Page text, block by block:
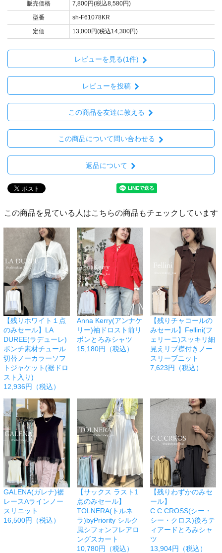
販売価格
7,800円(税込8,580円)
型番
sh-F61078KR
定価
13,000円(税込14,300円)
レビューを見る(1件)
レビューを投稿
この商品を友達に教える
この商品について問い合わせる
返品について
この商品を見ている人はこちらの商品もチェックしています
【残りホワイト１点
のみセール】LA
DUREE(ラデューレ)
ポンチ素材チュール
切替ノーカラーソフ
トジャケット(裾ドロ
スト入り)
12,936円（税込）
Anna Kerry(アンナケ
リー)袖ドロスト前リ
ボンとろみシャツ
15,180円（税込）
【残りチャコールの
みセール】Fellini(フ
ェリーニ)スッキリ細
見えリブ襟付きノー
スリーブニット
7,623円（税込）
GALENA(ガレナ)裾
レースAラインノー
スリニット
16,500円（税込）
【サックス ラスト1
点のみセール】
TOLNERA(トルネ
ラ)byPriority シルク
風シフォンフレアロ
ングスカート
10,780円（税込）
【残りわずかのみセ
ール】
C.C.CROSS(シー・
シー・クロス)後ろテ
ィアードとろみシャ
ツ
13,904円（税込）